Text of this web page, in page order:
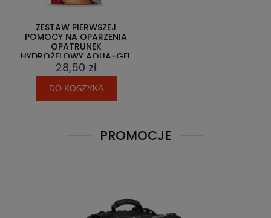
ZESTAW PIERWSZEJ
POMOCY NA OPARZENIA
OPATRUNEK
HYDROŻELOWY AQUA-GEL
28,50 zł
DO KOSZYKA
PROMOCJE